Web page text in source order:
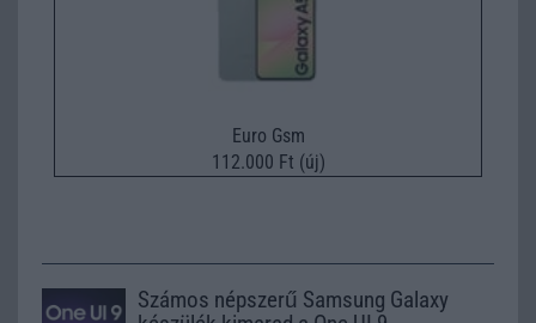
Euro Gsm
112.000 Ft (új)
Számos népszerű Samsung Galaxy